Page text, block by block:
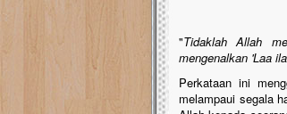
"Tidaklah Allah
mengenalkan 'Laa
Perkataan ini
melampaui segala